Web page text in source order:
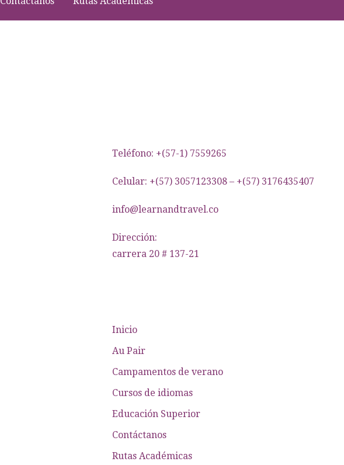
Teléfono: +(57-1) 7559265
Celular: +(57) 3057123308 – +(57) 3176435407
info@learnandtravel.co
Dirección:
carrera 20 # 137-21
Inicio
Au Pair
Campamentos de verano
Cursos de idiomas
Educación Superior
Contáctanos
Rutas Académicas